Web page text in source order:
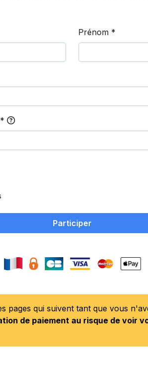
Prénom *
*
Participer
pages qui suivent tant que vous
de paiement au risque de voir